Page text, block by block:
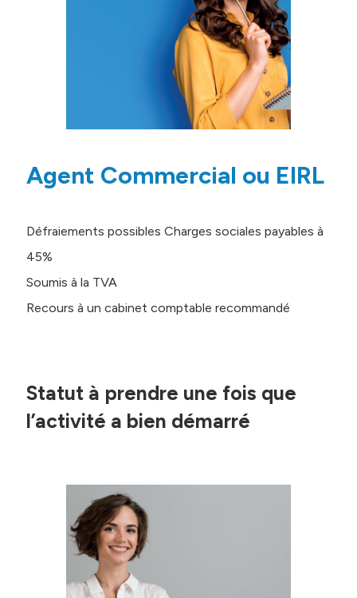
Agent Commercial ou EIRL
Défraiements possibles Charges sociales payables à
45%
Soumis à la TVA
Recours à un cabinet comptable recommandé
Statut à prendre une fois que
l’activité a bien démarré